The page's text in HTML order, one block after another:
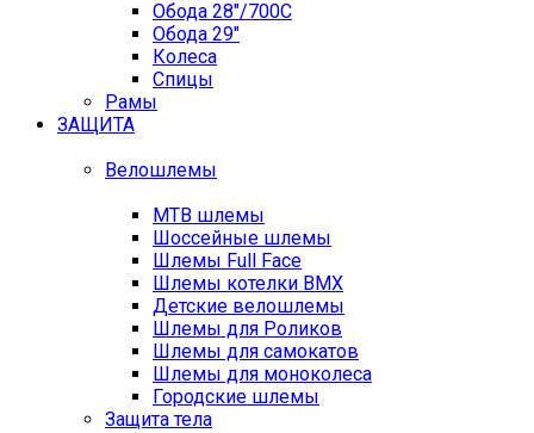
Обода 28"/700C
Обода 29"
Колеса
Спицы
Рамы
ЗАЩИТА
Велошлемы
MTB шлемы
Шоссейные шлемы
Шлемы Full Face
Шлемы котелки BMX
Детские велошлемы
Шлемы для Роликов
Шлемы для самокатов
Шлемы для моноколеса
Городские шлемы
Защита тела